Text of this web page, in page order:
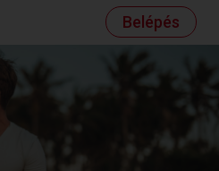
Belépés